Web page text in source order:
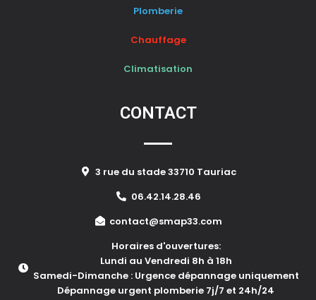
Plomberie
Chauffage
Climatisation
CONTACT
3 rue du stade 33710 Tauriac
06.42.14.28.46
contact@smap33.com
Horaires d'ouvertures:
Lundi au Vendredi 8h à 18h
Samedi-Dimanche : Urgence dépannage uniquement
Dépannage urgent plomberie 7j/7 et 24h/24